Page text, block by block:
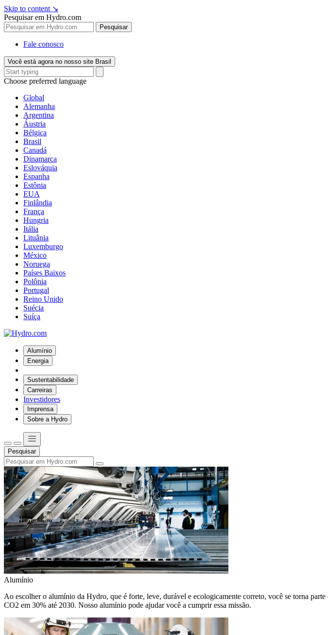
Skip to content ↘
Pesquisar em Hydro.com
Pesquisar
Fale conosco
Você está agora no nosso site Brasil
Choose preferred language
Global
Alemanha
Argentina
Áustria
Bélgica
Brasil
Canadá
Dinamarca
Eslováquia
Espanha
Estônia
EUA
Finlândia
França
Hungria
Itália
Lituânia
Luxemburgo
México
Noruega
Países Baixos
Polônia
Portugal
Reino Unido
Suécia
Suíça
Alumínio
Energia
Sustentabilidade
Carreiras
Investidores
Imprensa
Sobre a Hydro
Pesquisar
Alumínio
Ao escolher o alumínio da Hydro, que é forte, leve, durável e ecologicamente correto, você se torna
CO2 em 30% até 2030. Nosso alumínio pode ajudar você a cumprir essa missão.